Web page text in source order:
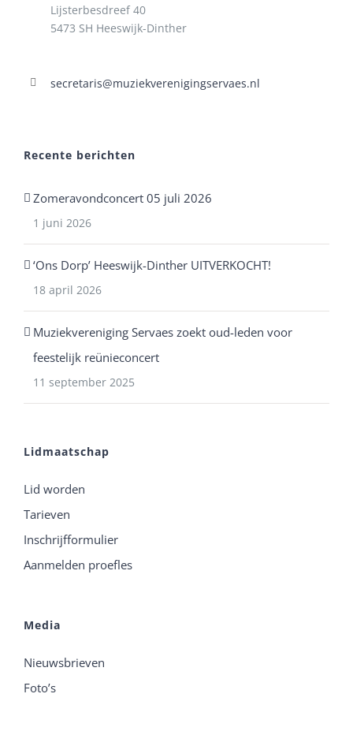
Lijsterbesdreef 40
5473 SH Heeswijk-Dinther
secretaris@muziekverenigingservaes.nl
Recente berichten
Zomeravondconcert 05 juli 2026
1 juni 2026
‘Ons Dorp’ Heeswijk-Dinther UITVERKOCHT!
18 april 2026
Muziekvereniging Servaes zoekt oud-leden voor
feestelijk reünieconcert
11 september 2025
Lidmaatschap
Lid worden
Tarieven
Inschrijfformulier
Aanmelden proefles
Media
Nieuwsbrieven
Foto’s